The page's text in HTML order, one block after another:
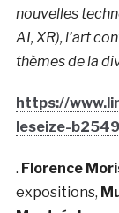
nouvelles
AI, XR), l’art
thèmes de la
https://
leseize-
. Florence
expositions,